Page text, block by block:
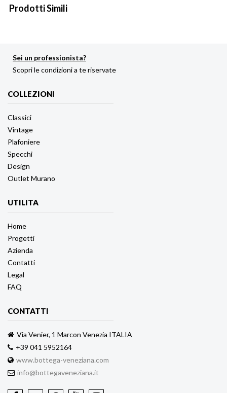
Prodotti Simili
Sei un professionista?
Scopri le condizioni a te riservate
COLLEZIONI
Classici
Vintage
Plafoniere
Specchi
Design
Outlet Murano
UTILITA
Home
Progetti
Azienda
Contatti
Legal
FAQ
CONTATTI
Via Venier, 1 Marcon Venezia ITALIA
+39 041 5952164
www.bottega-veneziana.com
info@bottegaveneziana.it